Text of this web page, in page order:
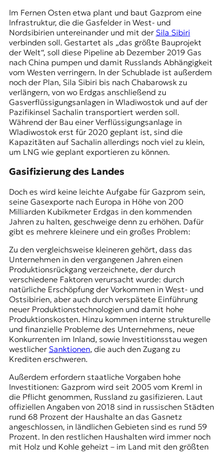
Im Fernen Osten etwa plant und baut Gazprom eine
Infrastruktur, die die Gasfelder in West- und
Nordsibirien untereinander und mit der Sila Sibiri
verbinden soll. Gestartet als „das größte Bauprojekt
der Welt“, soll diese Pipeline ab Dezember 2019 Gas
nach China pumpen und damit Russlands Abhängigkeit
vom Westen verringern. In der Schublade ist außerdem
noch der Plan, Sila Sibiri bis nach Chabarowsk zu
verlängern, von wo Erdgas anschließend zu
Gasverflüssigungsanlagen in Wladiwostokund auf der
Pazifikinsel Sachalin transportiert werden soll.
Während der Bau einer Verflüssigungsanlage in
Wladiwostok erst für 2020 geplant ist, sind die
Kapazitäten auf Sachalin allerdings noch viel zu klein,
um LNG wie geplant exportieren zu können.
Gasifizierung des Landes
Doch es wird keine leichte Aufgabe für Gazprom sein,
seine Gasexporte nach Europa in Höhe von 200
Milliarden Kubikmeter Erdgas in den kommenden
Jahren zu halten, geschweige denn zu erhöhen. Dafür
gibt es mehrere kleinere und ein großes Problem:
Zu den vergleichsweise kleineren gehört, dass das
Unternehmen in den vergangenen Jahren einen
Produktionsrückgang verzeichnete, der durch
verschiedene Faktoren verursacht wurde: durch
natürliche Erschöpfung der Vorkommen in West- und
Ostsibirien, aber auch durch verspätete Einführung
neuer Produktionstechnologien und damit hohe
Produktionskosten. Hinzu kommen interne strukturelle
und finanzielle Probleme des Unternehmens, neue
Konkurrenten im Inland, sowie Investitionsstau wegen
westlicher Sanktionen, die auch den Zugang zu
Krediten erschweren.
Außerdem erfordern staatliche Vorgaben hohe
Investitionen: Gazprom wird seit 2005 vom Kreml in
die Pflicht genommen, Russland zu gasifizieren. Laut
offiziellen Angaben von 2018 sind in russischen Städten
rund 68 Prozent der Haushalte an das Gasnetz
angeschlossen, in ländlichen Gebieten sind es rund 59
Prozent. In den restlichen Haushalten wird immer noch
mit Holz und Kohle geheizt – im Land mit den größten